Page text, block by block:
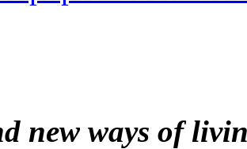
new ways of